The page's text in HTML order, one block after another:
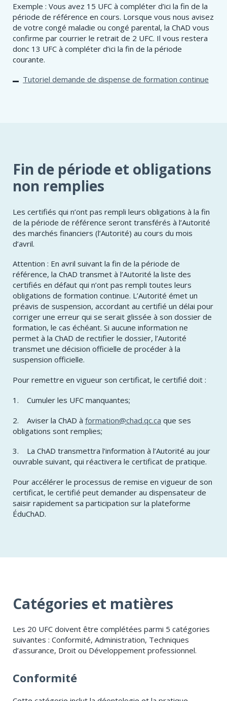
Exemple : Vous avez 15 UFC à compléter d’ici la fin de la
période de référence en cours. Lorsque vous nous avisez
de votre congé maladie ou congé parental, la ChAD vous
confirme par courrier le retrait de 2 UFC. Il vous restera
donc 13 UFC à compléter d’ici la fin de la période
courante.
Tutoriel demande de dispense de formation continue
Fin de période et obligations
non remplies
Les certifiés qui n’ont pas rempli leurs obligations à la fin
de la période de référence seront transférés à l’Autorité
des marchés financiers (l’Autorité) au cours du mois
d’avril.
Attention : En avril suivant la fin de la période de
référence, la ChAD transmet à l’Autorité la liste des
certifiés en défaut qui n’ont pas rempli toutes leurs
obligations de formation continue. L’Autorité émet un
préavis de suspension, accordant au certifié un délai pour
corriger une erreur qui se serait glissée à son dossier de
formation, le cas échéant. Si aucune information ne
permet à la ChAD de rectifier le dossier, l’Autorité
transmet une décision officielle de procéder à la
suspension officielle.
Pour remettre en vigueur son certificat, le certifié doit :
1. Cumuler les UFC manquantes;
2. Aviser la ChAD à formation@chad.qc.ca que ses
obligations sont remplies;
3. La ChAD transmettra l’information à l’Autorité au jour
ouvrable suivant, qui réactivera le certificat de pratique.
Pour accélérer le processus de remise en vigueur de son
certificat, le certifié peut demander au dispensateur de
saisir rapidement sa participation sur la plateforme
ÉduChAD.
Catégories et matières
Les 20 UFC doivent être complétées parmi 5 catégories
suivantes : Conformité, Administration, Techniques
d’assurance, Droit ou Développement professionnel.
Conformité